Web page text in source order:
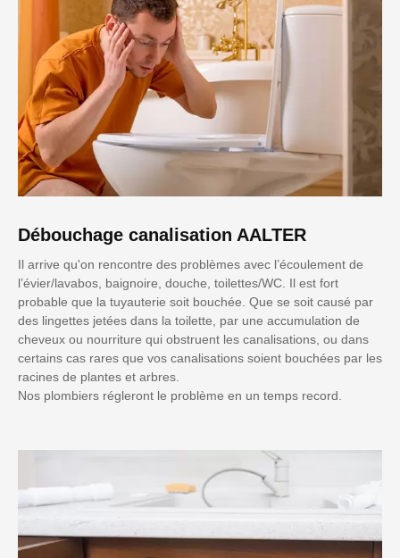
Débouchage canalisation AALTER
Il arrive qu'on rencontre des problèmes avec l’écoulement de
l’évier/lavabos, baignoire, douche, toilettes/WC. Il est fort
probable que la tuyauterie soit bouchée. Que se soit causé par
des lingettes jetées dans la toilette, par une accumulation de
cheveux ou nourriture qui obstruent les canalisations, ou dans
certains cas rares que vos canalisations soient bouchées par les
racines de plantes et arbres.
Nos plombiers régleront le problème en un temps record.